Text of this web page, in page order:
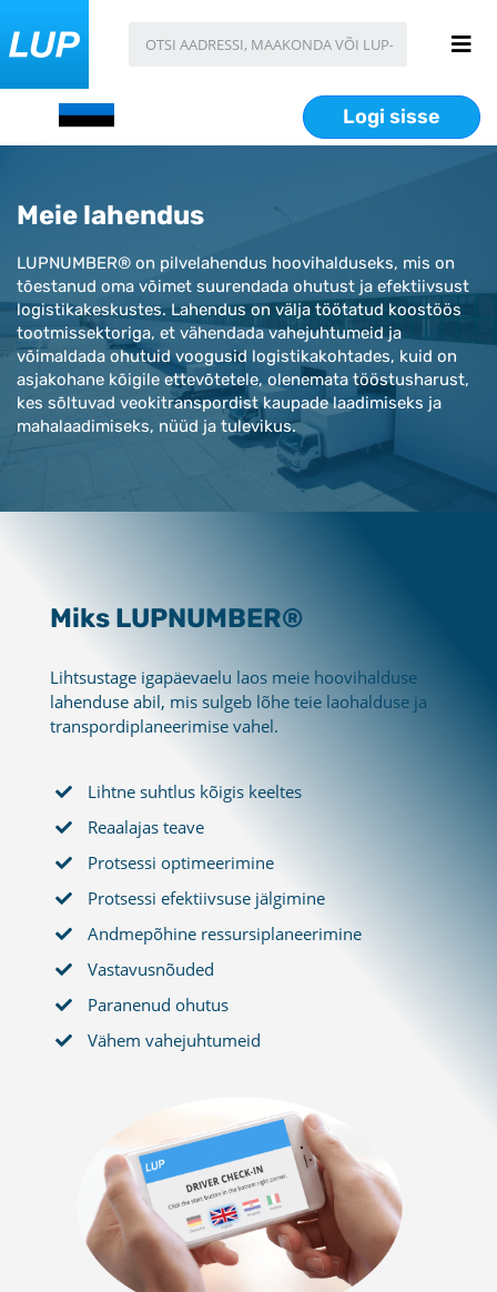
Logi sisse
Meie lahendus
LUPNUMBER® on pilvelahendus hoovihalduseks, mis on
tõestanud oma võimet suurendada ohutust ja efektiivsust
logistikakeskustes. Lahendus on välja töötatud koostöös
tootmissektoriga, et vähendada vahejuhtumeid ja
võimaldada ohutuid voogusid logistikakohtades, kuid on
asjakohane kõigile ettevõtetele, olenemata tööstusharust,
kes sõltuvad veokitranspordist kaupade laadimiseks ja
mahalaadimiseks, nüüd ja tulevikus.
Miks LUPNUMBER®
Lihtsustage igapäevaelu laos meie hoovihalduse
lahenduse abil, mis sulgeb lõhe teie laohalduse ja
transpordiplaneerimise vahel.
Lihtne suhtlus kõigis keeltes
Reaalajas teave
Protsessi optimeerimine
Protsessi efektiivsuse jälgimine
Andmepõhine ressursiplaneerimine
Vastavusnõuded
Paranenud ohutus
Vähem vahejuhtumeid